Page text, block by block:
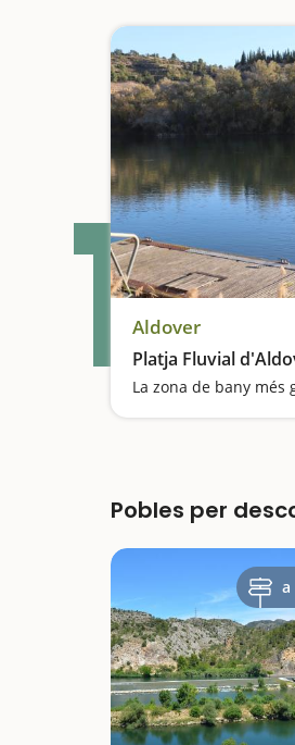
1Aldover
Platja Fluvial
Pobles per
a